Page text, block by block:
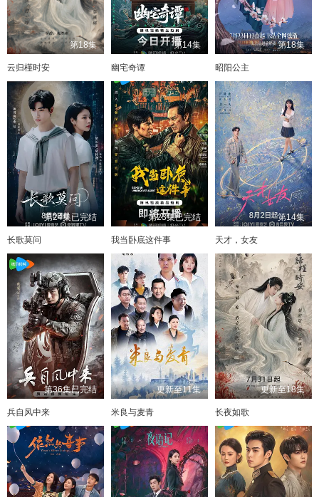
第18集
云归槿时安
第14集
幽宅奇谭
第18集
昭阳公主
第24集已完结
长歌莫问
第23集已完结
我当卧底这件事
第14集
天才，女友
第36集已完结
兵自风中来
更新至11集
米良与麦青
更新至18集
长夜如歌